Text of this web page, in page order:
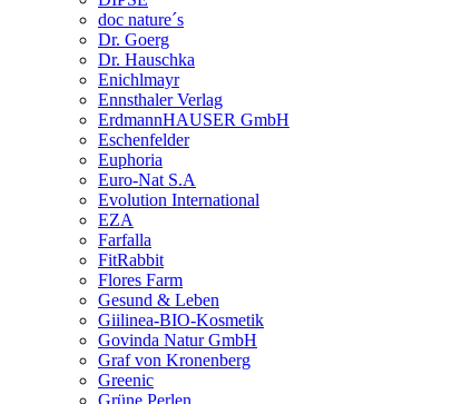
doc nature´s
Dr. Goerg
Dr. Hauschka
Enichlmayr
Ennsthaler Verlag
ErdmannHAUSER GmbH
Eschenfelder
Euphoria
Euro-Nat S.A
Evolution International
EZA
Farfalla
FitRabbit
Flores Farm
Gesund & Leben
Giilinea-BIO-Kosmetik
Govinda Natur GmbH
Graf von Kronenberg
Greenic
Grüne Perlen